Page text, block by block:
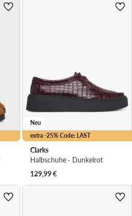
extra -25% Code: LAST
Neu
Clarks
Halbschuhe · Dunkelrot
129,99€